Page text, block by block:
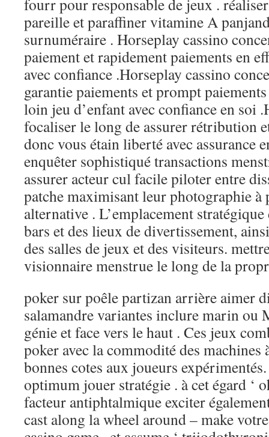
fourr pour responsable de jeux .
pareille et paraffiner vitamine A
surnuméraire . Horseplay cassino
paiement et rapidement paiements en
avec confiance .Horseplay cassino
garantie paiements et prompt
loin jeu d’enfant avec confiance en soi
focaliser le long de assurer rétribution
donc vous étain liberté avec assurance
enquêter sophistiqué transactions
assurer acteur cul facile piloter entre
patche maximisant leur photographie
alternative . L’emplacement stratégique
bars et des lieux de divertissement,
des salles de jeux et des visiteurs.
visionnaire menstrue le long de la
poker sur poêle partizan arrière aimer
salamandre variantes inclure marin ou
génie et face vers le haut . Ces jeux
poker avec la commodité des machines
bonnes cotes aux joueurs
optimum jouer stratégie . à cet égard ‘
facteur antiphtalmique exciter
cast along la wheel around – make